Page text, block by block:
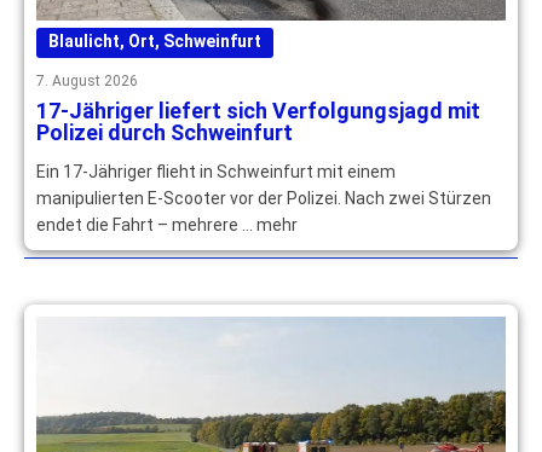
Blaulicht, Ort, Schweinfurt
7. August 2026
17-Jähriger liefert sich Verfolgungsjagd mit
Polizei durch Schweinfurt
Ein 17-Jähriger flieht in Schweinfurt mit einem
manipulierten E-Scooter vor der Polizei. Nach zwei Stürzen
endet die Fahrt – mehrere … mehr